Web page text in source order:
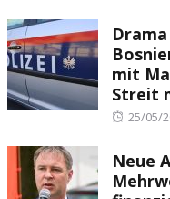
mit
Streit
Posted
25/05/
Neue